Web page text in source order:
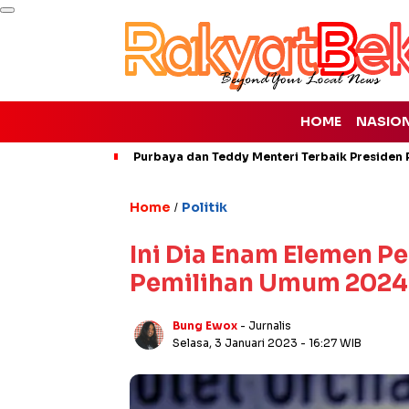
HOME
Purbaya dan Teddy Menteri Terbaik
Home / Politik
Ini Dia Enam Elemen
Pemilihan Umum 2024
Bung Ewox - Jurnalis
Selasa, 3 Januari 2023 - 16:27 WIB